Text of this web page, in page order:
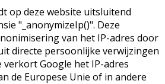
op deze website uitsluitend
"_anonymizeIp()". Deze
van het IP-adres door
directe persoonlijke verwijzingen
verkort Google het IP-adres
de Europese Unie of in andere